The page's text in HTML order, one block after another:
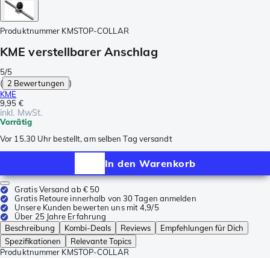
Produktnummer KMSTOP-COLLAR
KME verstellbarer Anschlag
5/5
( 2 Bewertungen )
KME
9,95 €
inkl. MwSt.
Vorrätig
Vor 15.30 Uhr bestellt, am selben Tag versandt
In den Warenkorb
Gratis Versand ab € 50
Gratis Retoure innerhalb von 30 Tagen anmelden
Unsere Kunden bewerten uns mit 4,9/5
Über 25 Jahre Erfahrung
Beschreibung
Kombi-Deals Reviews
Empfehlungen für Dich
Spezifikationen
Relevante Topics
Produktnummer KMSTOP-COLLAR